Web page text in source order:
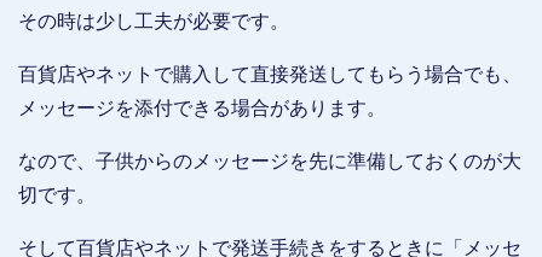
その時は少し工夫が必要です。
百貨店やネットで購入して直接発送してもらう場合でも、
メッセージを添付できる場合があります。
なので、子供からのメッセージを先に準備しておくのが大
切です。
そして百貨店やネットで発送手続きをするときに「メッセ